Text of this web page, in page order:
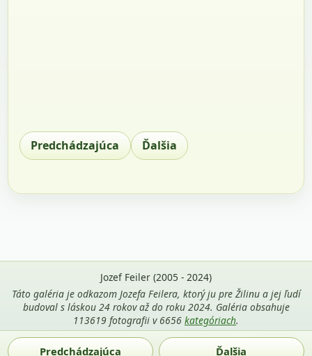
Predchádzajúca Ďalšia
Predchádzajúca Ďalšia
Jozef Feiler (2005 - 2024)
Táto galéria je odkazom Jozefa Feilera, ktorý ju pre Žilinu a jej ľudí
budoval s láskou 24 rokov až do roku 2024. Galéria obsahuje
113619 fotografii v 6656 kategóriach.
Použitie fotografií z tejto stránky je povolené len s uvedením